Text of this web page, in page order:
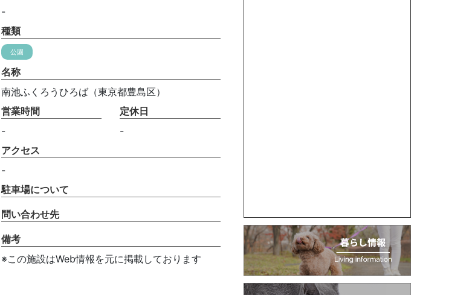
-
種類
公園
名称
南池ふくろうひろば（東京都豊島区）
営業時間
-
定休日
-
アクセス
-
駐車場について
問い合わせ先
備考
※この施設はWeb情報を元に掲載しております